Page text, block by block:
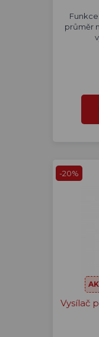
průměr
-20%
Vysílač